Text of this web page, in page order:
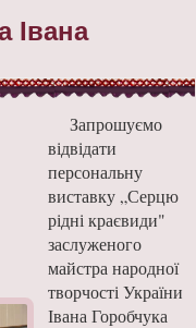
Івана
Запрошуємо
відвідати
персональну
виставку „Серцю
рідні краєвиди"
заслуженого
майстра народної
творчості України
Івана Горобчука